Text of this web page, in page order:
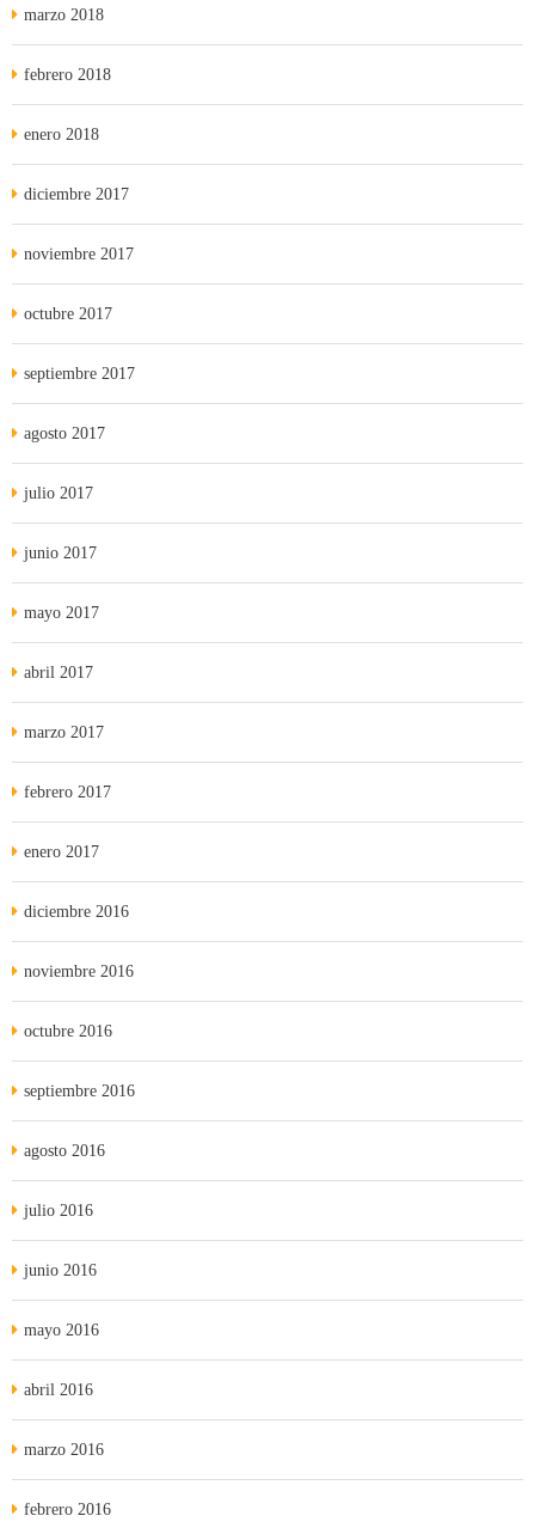
marzo 2018
febrero 2018
enero 2018
diciembre 2017
noviembre 2017
octubre 2017
septiembre 2017
agosto 2017
julio 2017
junio 2017
mayo 2017
abril 2017
marzo 2017
febrero 2017
enero 2017
diciembre 2016
noviembre 2016
octubre 2016
septiembre 2016
agosto 2016
julio 2016
junio 2016
mayo 2016
abril 2016
marzo 2016
febrero 2016